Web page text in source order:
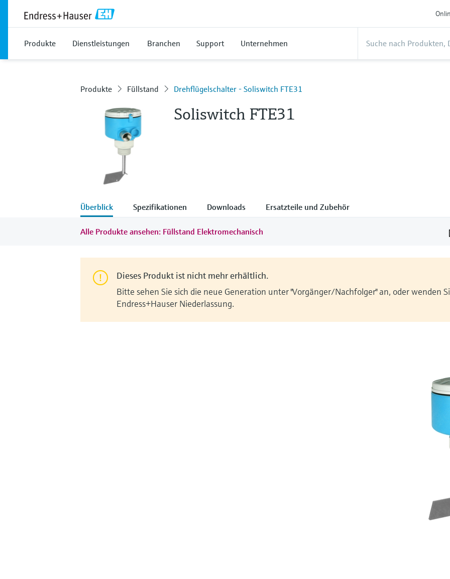
Produkte Dienstleistungen Branchen Support Unternehmen
Produkte Füllstand Drehflügelschalter - Soliswitch FTE31
Soliswitch FTE31
Überblick Spezifikationen Downloads Ersatzteile und Zubehör
Alle Produkte ansehen: Füllstand Elektromechanisch
Dieses Produkt ist nicht mehr erhältlich.
Bitte sehen Sie sich die neue Generation unter "Vorgänger/Nachfolger" an, oder wenden
Endress+Hauser Niederlassung.